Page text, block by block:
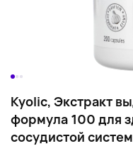
Kyolic, Экстракт
формула 100 для
сосудистой